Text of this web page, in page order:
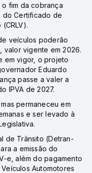
fim da cobrança
do Certificado de
veículos poderão
valor vigente em 2026.
em vigor, o projeto
Eduardo
passe a valer a
IPVA de 2027.
permaneceu em
e ser levado à
de Trânsito (Detran-
a emissão do
e, além do pagamento
Automotores